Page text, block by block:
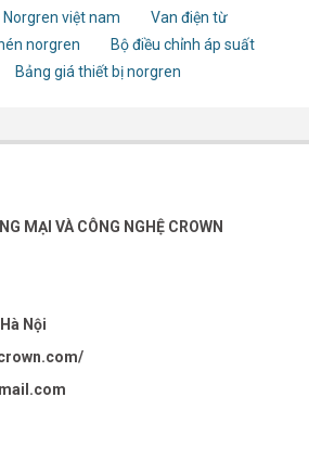
Norgren việt nam
Van điện từ
norgren
Bộ điều chỉnh áp suất
Bảng giá thiết bị norgren
MẠI VÀ CÔNG NGHỆ CROWN
Nội